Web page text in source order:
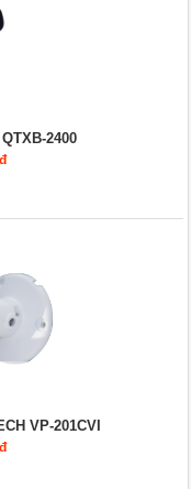
2400
VP-201CVI